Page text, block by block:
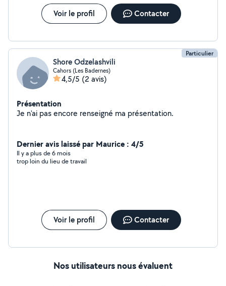
Voir le profil Contacter
Particulier
Shore Odzelashvili
Cahors (Les Badernes)
4,5/5 (2 avis)
Présentation
Je n'ai pas encore renseigné ma présentation.
Dernier avis laissé par Maurice : 4/5
Il y a plus de 6 mois
trop loin du lieu de travail
Voir le profil Contacter
Nos utilisateurs nous évaluent